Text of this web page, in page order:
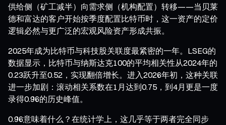
供给侧（矿工减半）向需求侧（机构配置）转移——当贝莱
德和富达的客户开始按季度配置比特币时，这一资产的定价
逻辑必然与更广泛的宏观风险资产形成共振。
2025年成为比特币与科技股关联度最紧密的一年。LSEG的
数据显示，比特币与纳斯达克100的平均相关性从2024年的
0.23跃升至0.52，实现翻倍增长。进入2026年初，这种关联
进一步加剧：滚动相关系数在1月达到0.75，到4月更是一度
录得0.96的历史峰值。
0.96意味着什么？在统计学上，这几乎等于两者完全同步